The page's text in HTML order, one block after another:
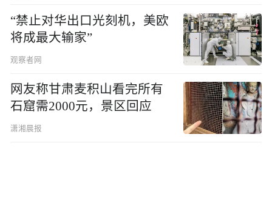
“禁止对华出口光刻机，美欧
将成最大输家”
观察者网
网友称甘肃麦积山看完所有
石窟需2000元，景区回应
潇湘晨报